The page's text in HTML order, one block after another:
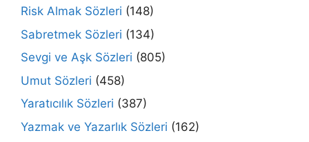
Risk Almak Sözleri (148)
Sabretmek Sözleri (134)
Sevgi ve Aşk Sözleri (805)
Umut Sözleri (458)
Yaratıcılık Sözleri (387)
Yazmak ve Yazarlık Sözleri (162)